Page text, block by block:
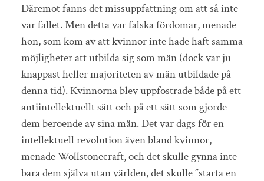
Däremot fanns det missuppfattning om att så inte
var fallet. Men detta var falska fördomar, menade
hon, som kom av att kvinnor inte hade haft samma
möjligheter att utbilda sig som män (dock var ju
knappast heller majoriteten av män utbildade på
denna tid). Kvinnorna blev uppfostrade både på ett
antiintellektuellt sätt och på ett sätt som gjorde
dem beroende av sina män. Det var dags för en
intellektuell revolution även bland kvinnor,
menade Wollstonecraft, och det skulle gynna inte
bara dem själva utan världen, det skulle ”starta en